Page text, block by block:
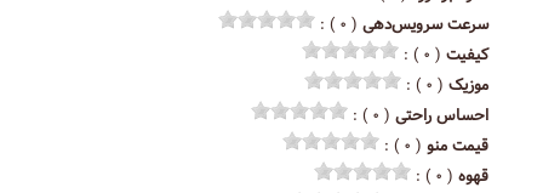
سرعت سرویس‌دهی ( ۰ ) :
کیفیت ( ۰ ) :
موزیک ( ۰ ) :
احساس راحتی ( ۰ ) :
قیمت منو ( ۰ ) :
قهوه ( ۰ ) :